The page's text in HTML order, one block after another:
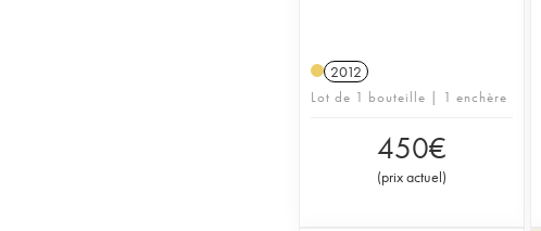
2012
Lot de 1 bouteille | 1 enchère
450€
(prix actuel)